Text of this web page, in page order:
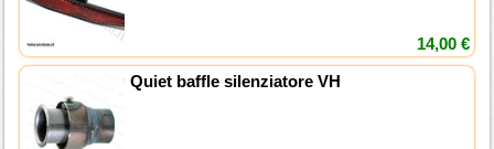
14,00 €
Quiet baffle silenziatore VH